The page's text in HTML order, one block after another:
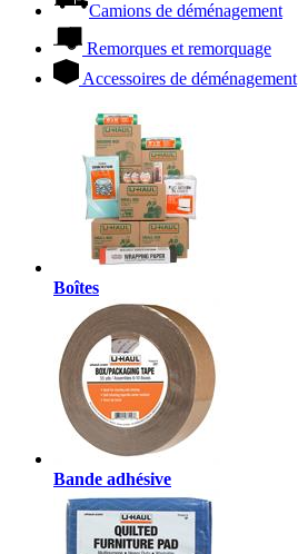
Camions de déménagement
Remorques et remorquage
Accessoires de déménagement
Boîtes
Bande adhésive